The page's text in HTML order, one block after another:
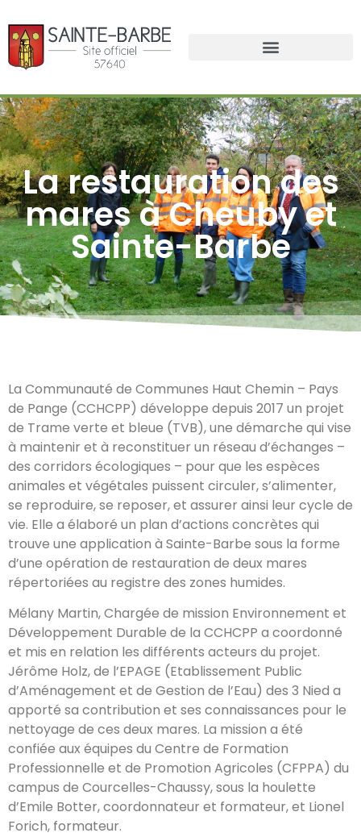
La restauration des
mares à Cheuby et
Sainte-Barbe
La Communauté de Communes Haut Chemin – Pays
de Pange (CCHCPP) développe depuis 2017 un projet
de Trame verte et bleue (TVB), une démarche qui vise
à maintenir et à reconstituer un réseau d’échanges –
des corridors écologiques – pour que les espèces
animales et végétales puissent circuler, s’alimenter,
se reproduire, se reposer, et assurer ainsi leur cycle de
vie. Elle a élaboré un plan d’actions concrètes qui
trouve une application à Sainte-Barbe sous la forme
d’une opération de restauration de deux mares
répertoriées au registre des zones humides.
Mélany Martin, Chargée de mission Environnement et
Développement Durable de la CCHCPP a coordonné
et mis en relation les différents acteurs du projet.
Jérôme Holz, de l’EPAGE (Etablissement Public
d’Aménagement et de Gestion de l’Eau) des 3 Nied a
apporté sa contribution et ses connaissances pour le
nettoyage de ces deux mares. La mission a été
confiée aux équipes du Centre de Formation
Professionnelle et de Promotion Agricoles (CFPPA) du
campus de Courcelles-Chaussy, sous la houlette
d’Emile Botter, coordonnateur et formateur, et Lionel
Forich, formateur.